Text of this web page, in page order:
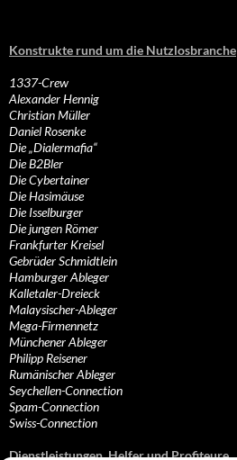
Konstrukte rund um die Nutzlosbranche
1337-Crew
Alexander Hennig
Christian Müller
Daniel Rosenke
Die „Dialermafia“
Die B2Bler
Die Cybertainer
Die Hasimäuse
Die Isselburger
Die jungen Römer
Frankfurter Kreisel
Gebrüder Schmidtlein
Hamburger Ableger
Kalletaler-Dreieck
Malaysischer-Ableger
Mega-Firmennetz
Münchener Ableger
Philipp Reisener
Rumänischer Ableger
Seychellen-Connection
Spam-Connection
Swiss-Connection
Dienstleistungen, Helfer und Profiteure